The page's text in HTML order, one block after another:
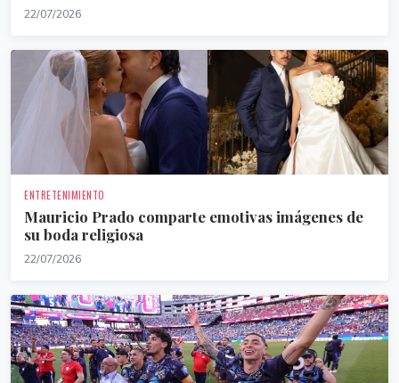
22/07/2026
ENTRETENIMIENTO
Mauricio Prado comparte emotivas imágenes de
su boda religiosa
22/07/2026